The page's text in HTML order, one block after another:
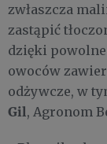
zwłaszcza
zastąpić
dzięki
owoców
odżywcze, w
Gil, Agronom